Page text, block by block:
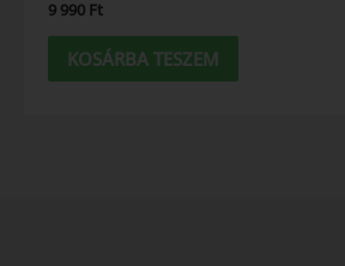
9 990 Ft
KOSÁRBA TESZEM